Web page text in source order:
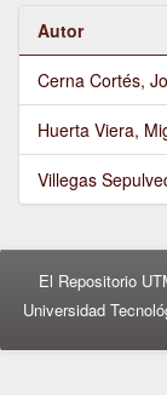
Autor
Cerna Cortés,
Huerta Viera,
Villegas
El Repositorio
Universidad